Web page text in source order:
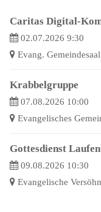
Caritas Digital-
02.07.2026 9:30
Evang.
Krabbelgruppe
07.08.2026 10:00
Evangelisches
Gottesdienst
09.08.2026 10:30
Evangelische